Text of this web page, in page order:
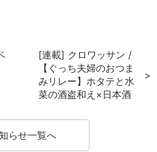
[連載] クロワッサン /
【ぐっち夫婦のおつま
みリレー】ホタテと水
菜の酒盗和え×日本酒
らせ一覧へ